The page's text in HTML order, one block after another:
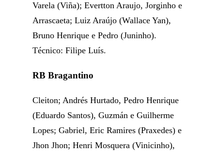
Varela (Viña); Evertton Araujo, Jorginho e
Arrascaeta; Luiz Araújo (Wallace Yan),
Bruno Henrique e Pedro (Juninho).
Técnico: Filipe Luís.
RB Bragantino
Cleiton; Andrés Hurtado, Pedro Henrique
(Eduardo Santos), Guzmán e Guilherme
Lopes; Gabriel, Eric Ramires (Praxedes) e
Jhon Jhon; Henri Mosquera (Vinicinho),